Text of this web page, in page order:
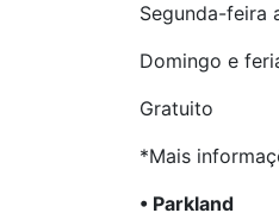
Segunda-feira
Domingo e
Gratuito
*Mais
• Parkland